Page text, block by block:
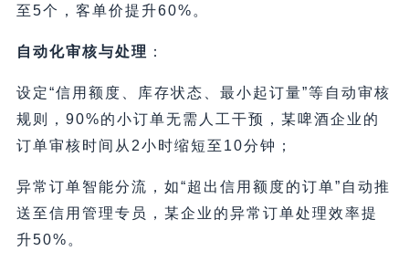
至5个，客单价提升60%。
自动化审核与处理 ：
设定“信用额度、库存状态、最小起订量”等自动审核
规则，90%的小订单无需人工干预，某啤酒企业的
订单审核时间从2小时缩短至10分钟；
异常订单智能分流，如“超出信用额度的订单”自动推
送至信用管理专员，某企业的异常订单处理效率提
升50%。